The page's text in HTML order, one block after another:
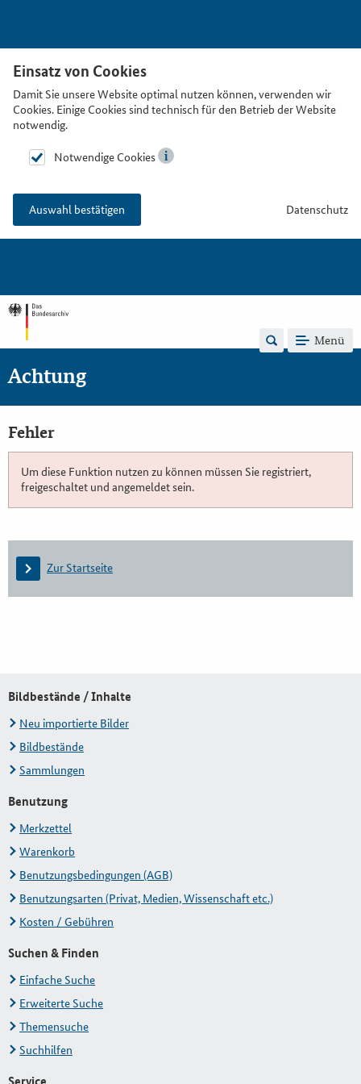
Einsatz von Cookies
Damit Sie unsere Website optimal nutzen können, verwenden wir
Cookies. Einige Cookies sind technisch für den Betrieb der Website
notwendig.
Notwendige Cookies
Auswahl bestätigen Datenschutz
Menü
Achtung
Fehler
Um diese Funktion nutzen zu können müssen Sie registriert,
freigeschaltet und angemeldet sein.
Zur Startseite
Bildbestände / Inhalte
Neu importierte Bilder
Bildbestände
Sammlungen
Benutzung
Merkzettel
Warenkorb
Benutzungsbedingungen (AGB)
Benutzungsarten (Privat, Medien, Wissenschaft etc.)
Kosten / Gebühren
Suchen & Finden
Einfache Suche
Erweiterte Suche
Themensuche
Suchhilfen